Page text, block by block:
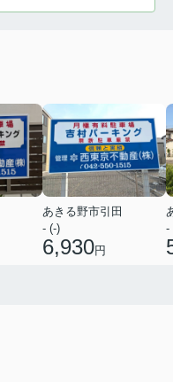
あきる野市引田
- (-)
6,930円
-